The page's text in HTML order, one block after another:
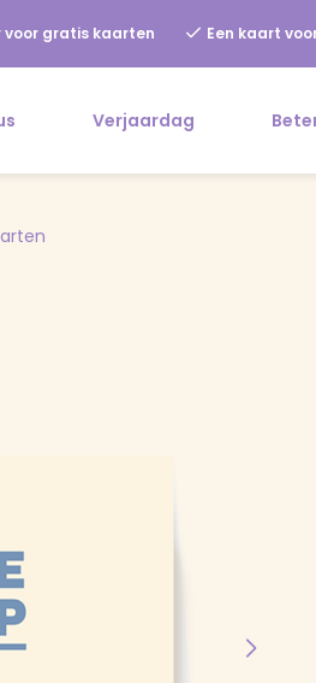
voor gratis kaarten Een kaart
Verjaardag